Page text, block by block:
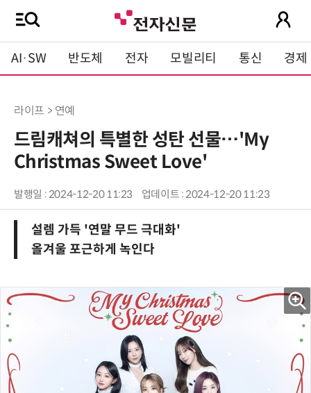
AI·SW 반도체 전자 모빌리티 통신 경제
라이프 > 연예
드림캐쳐의 특별한 성탄 선물…'My
Christmas Sweet Love'
발행일 : 2024-12-20 11:23 업데이트 : 2024-12-20 11:23
설렘 가득 '연말 무드 극대화'
올겨울 포근하게 녹인다